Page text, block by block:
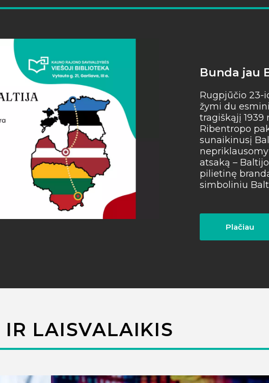
Bunda jau
Rugpjūčio 23-
žymi du
tragiškąjį 1939
Ribentropo
sunaikinusį
atsaką –
pilietinę
simboliniu
Plačiau
IR LAISVALAIKIS